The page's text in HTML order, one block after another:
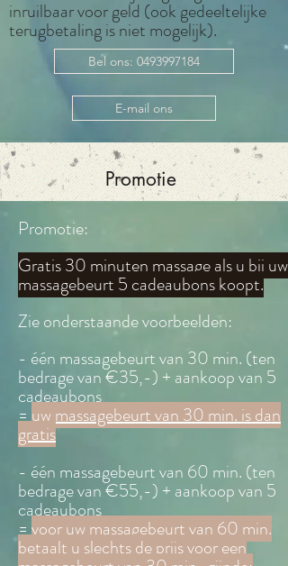
inruilbaar voor geld (ook gedeeltelijke
terugbetaling is niet mogelijk).
Bel ons: 0493997184
E-mail ons
Promotie:
Gratis 30 minuten massage als u bij uw
massagebeurt 5 cadeaubons koopt.
Zie onderstaande voorbeelden:
- één massagebeurt van 30 min. (ten
bedrage van €35,-) + aankoop van 5
cadeaubons
=uw massagebeurt van 30 min. is dan
gratis
- één massagebeurt van 60 min. (ten
bedrage van €55,-) + aankoop van 5
cadeaubons
=voor uw massagebeurt van 60 min.
betaalt u slechts de prijs voor een
Promotie